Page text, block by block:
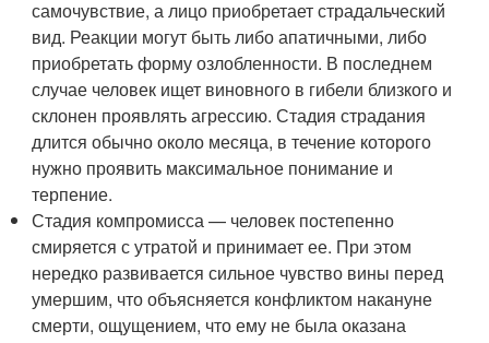
самочувствие, а лицо приобретает страдальческий
вид. Реакции могут быть либо апатичными, либо
приобретать форму озлобленности. В последнем
случае человек ищет виновного в гибели близкого и
склонен проявлять агрессию. Стадия страдания
длится обычно около месяца, в течение которого
нужно проявить максимальное понимание и
терпение.
Стадия компромисса — человек постепенно
смиряется с утратой и принимает ее. При этом
нередко развивается сильное чувство вины перед
умершим, что объясняется конфликтом накануне
смерти, ощущением, что ему не была оказана